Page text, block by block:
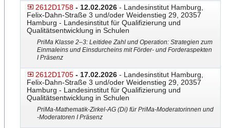
2612D1758 - 12.02.2026 - Landesinstitut Hamburg,
Felix-Dahn-Straße 3 und/oder Weidenstieg 29, 20357
Hamburg - Landesinstitut für Qualifizierung und
Qualitätsentwicklung in Schulen
PriMa Klasse 2–3: Leitidee Zahl und Operation: Strategien zum
Einmaleins und Einsdurcheins mit Förder- und Forderaspekten
I Präsenz
2612D1705 - 17.02.2026 - Landesinstitut Hamburg,
Felix-Dahn-Straße 3 und/oder Weidenstieg 29, 20357
Hamburg - Landesinstitut für Qualifizierung und
Qualitätsentwicklung in Schulen
PriMa-Mathematik-Zirkel-AG ​​​ (Di) für PriMa-Moderatorinnen und
-Moderatoren I Präsenz